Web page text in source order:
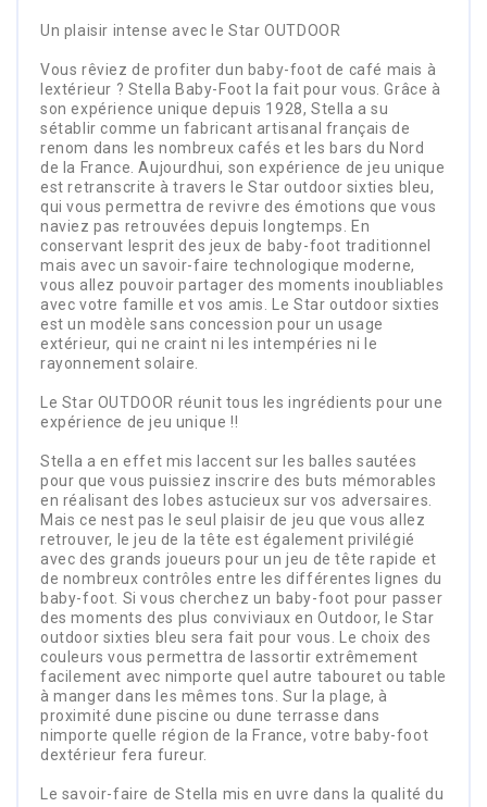
Un plaisir intense avec le Star OUTDOOR
Vous rêviez de profiter dun baby-foot de café mais à
lextérieur ? Stella Baby-Foot la fait pour vous. Grâce à
son expérience unique depuis 1928, Stella a su
sétablir comme un fabricant artisanal français de
renom dans les nombreux cafés et les bars du Nord
de la France. Aujourdhui, son expérience de jeu unique
est retranscrite à travers le Star outdoor sixties bleu,
qui vous permettra de revivre des émotions que vous
naviez pas retrouvées depuis longtemps. En
conservant lesprit des jeux de baby-foot traditionnel
mais avec un savoir-faire technologique moderne,
vous allez pouvoir partager des moments inoubliables
avec votre famille et vos amis. Le Star outdoor sixties
est un modèle sans concession pour un usage
extérieur, qui ne craint ni les intempéries ni le
rayonnement solaire.
Le Star OUTDOOR réunit tous les ingrédients pour une
expérience de jeu unique !!
Stella a en effet mis laccent sur les balles sautées
pour que vous puissiez inscrire des buts mémorables
en réalisant des lobes astucieux sur vos adversaires.
Mais ce nest pas le seul plaisir de jeu que vous allez
retrouver, le jeu de la tête est également privilégié
avec des grands joueurs pour un jeu de tête rapide et
de nombreux contrôles entre les différentes lignes du
baby-foot. Si vous cherchez un baby-foot pour passer
des moments des plus conviviaux en Outdoor, le Star
outdoor sixties bleu sera fait pour vous. Le choix des
couleurs vous permettra de lassortir extrêmement
facilement avec nimporte quel autre tabouret ou table
à manger dans les mêmes tons. Sur la plage, à
proximité dune piscine ou dune terrasse dans
nimporte quelle région de la France, votre baby-foot
dextérieur fera fureur.
Le savoir-faire de Stella mis en uvre dans la qualité du